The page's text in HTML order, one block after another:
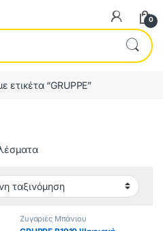
0
ετικέτα “GRUPPE”
Ζυγαριές Μπάνιου